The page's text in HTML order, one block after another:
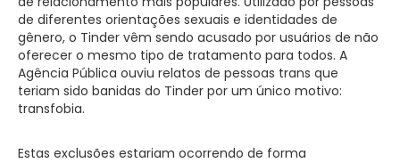
de diferentes orientações sexuais e identidades de
gênero, o Tinder vêm sendo acusado por usuários de não
oferecer o mesmo tipo de tratamento para todos. A
Agência Pública ouviu relatos de pessoas trans que
teriam sido banidas do Tinder por um único motivo:
transfobia.
Estas exclusões estariam ocorrendo de forma